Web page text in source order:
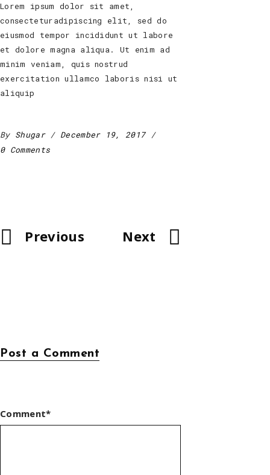
Lorem ipsum dolor sit amet,
consecteturadipiscing elit, sed do
eiusmod tempor incididunt ut labore
et dolore magna aliqua. Ut enim ad
minim veniam, quis nostrud
exercitation ullamco laboris nisi ut
aliquip
By Shugar
December 19, 2017
0 Comments
Previous Next
Post a Comment
Comment*